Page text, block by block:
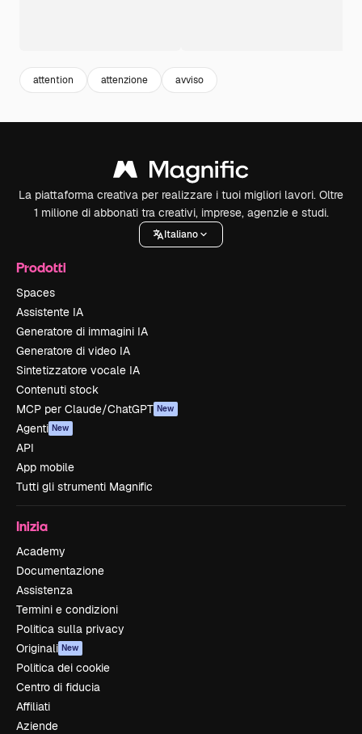
attention attenzione avviso
La piattaforma creativa per realizzare i tuoi migliori lavori. Oltre
1 milione di abbonati tra creativi, imprese, agenzie e studi.
Italiano
Prodotti
Spaces
Assistente IA
Generatore di immagini IA
Generatore di video IA
Sintetizzatore vocale IA
Contenuti stock
MCP per Claude/ChatGPT New
Agenti New
API
App mobile
Tutti gli strumenti Magnific
Inizia
Academy
Documentazione
Assistenza
Termini e condizioni
Politica sulla privacy
Originali New
Politica dei cookie
Centro di fiducia
Affiliati
Aziende